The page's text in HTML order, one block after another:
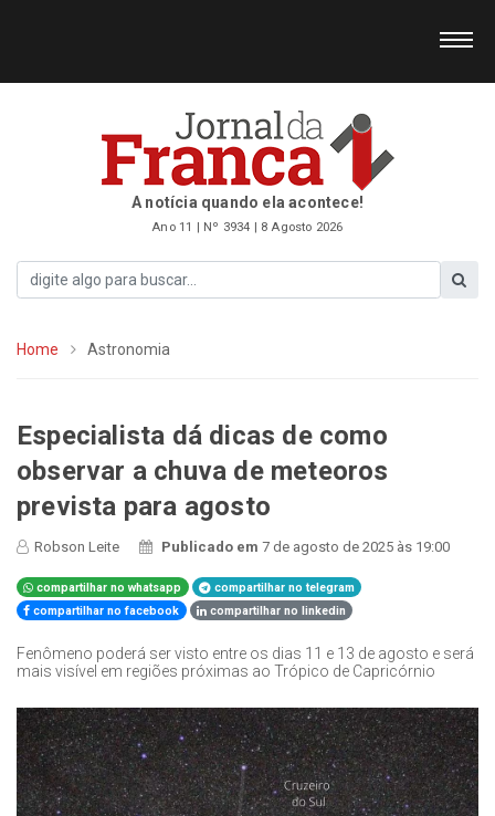
A notícia quando ela acontece!
Ano 11 | Nº 3934 | 8 Agosto 2026
Home Astronomia
Especialista dá dicas de como
observar a chuva de meteoros
prevista para agosto
Robson Leite Publicado em7 de agosto de 2025 às 19:00
compartilhar no whatsapp
compartilhar no telegram
compartilhar no facebook
compartilhar no linkedin
Fenômeno poderá ser visto entre os dias 11 e 13 de agosto e será
mais visível em regiões próximas ao Trópico de Capricórnio